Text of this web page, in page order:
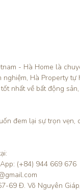
- Hà Home là
nghiệm, Hà Property
nhất về bất động
đem lại sự trọn
(+84) 944 669 676
69 Đ. Võ Nguyên